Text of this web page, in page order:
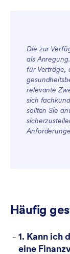
Die zur
als
für Verträge,
relevante
sich
sollten Sie
Häufig
- 1. Kann ich
eine